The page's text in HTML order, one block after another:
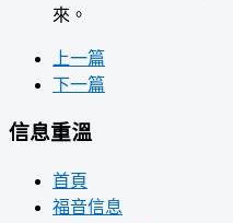
來。
上一篇
下一篇
信息重溫
首頁
福音信息